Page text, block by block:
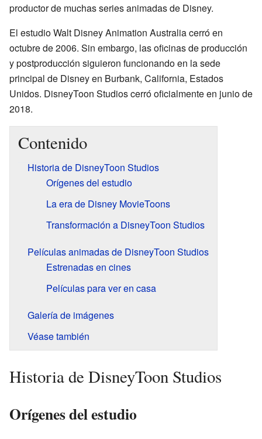
productor de muchas series animadas de Disney.
El estudio Walt Disney Animation Australia cerró en
octubre de 2006. Sin embargo, las oficinas de producción
y postproducción siguieron funcionando en la sede
principal de Disney en Burbank, California, Estados
Unidos. DisneyToon Studios cerró oficialmente en junio de
2018.
Contenido
Historia de DisneyToon Studios
Orígenes del estudio
La era de Disney MovieToons
Transformación a DisneyToon Studios
Películas animadas de DisneyToon Studios
Estrenadas en cines
Películas para ver en casa
Galería de imágenes
Véase también
Historia de DisneyToon Studios
Orígenes del estudio